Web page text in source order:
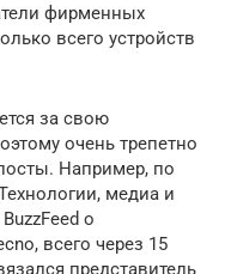
фирменных
всего устройств
за свою
очень трепетно
Например, по
медиа и
о
всего через 15
представитель